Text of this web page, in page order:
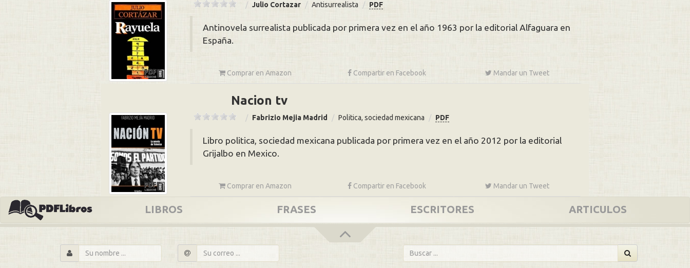
Julio Cortazar Antisurrealista PDF
Antinovela surrealista publicada por primera vez en el año 1963 por la editorial Alfaguara en
España.
Comprar en Amazon Compartiren Facebook Mandar un Tweet
Nacion tv
Fabrizio Mejia Madrid Politica, sociedad mexicana PDF
Libro politica, sociedad mexicana publicada por primera vez en el año 2012 por la editorial
Grijalbo en Mexico.
Comprar en Amazon Compartir en Facebook Mandar un Tweet
LIBROS FRASES ESCRITORES ARTICULOS